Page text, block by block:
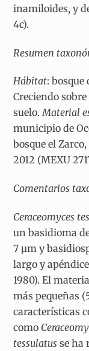
inamiloides, y
4c).
Resumen
Hábitat: bosque
Creciendo
suelo.Material
municipio de
bosque el
2012 (MEXU
Comentarios
Ceraceomyces
un basidioma
7 µm y
largo y
1980). El
más pequeñas
características
como
tessulatusse ha